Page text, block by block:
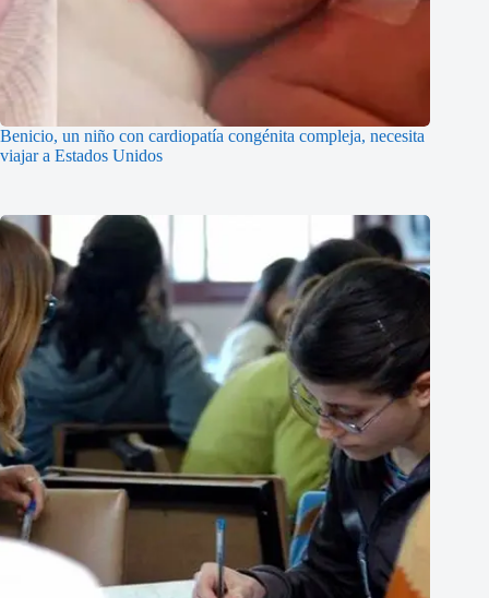
Benicio, un niño con cardiopatía congénita compleja, necesita
viajar a Estados Unidos